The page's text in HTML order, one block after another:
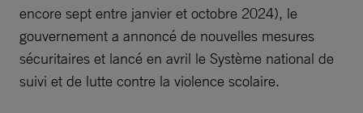
encore sept entre janvier et octobre 2024), le
gouvernement a annoncé de nouvelles mesures
sécuritaires et lancé en avril le Système national de
suivi et de lutte contre la violence scolaire.